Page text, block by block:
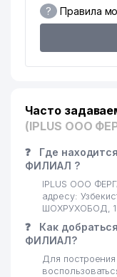
? Правила
Часто
(IPLUS ООО
❓
Где
ФИЛИАЛ ?
IPLUS ООО
адресу:
ШОХРУХОБОД,
❓
Как
ФИЛИАЛ?
Для